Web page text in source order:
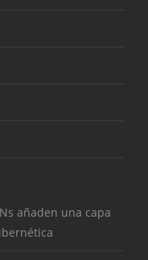
añaden una capa